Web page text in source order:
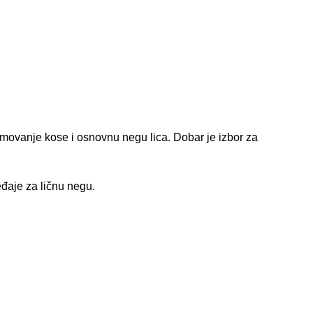
kose i osnovnu negu lica. Dobar je izbor za
za ličnu negu.